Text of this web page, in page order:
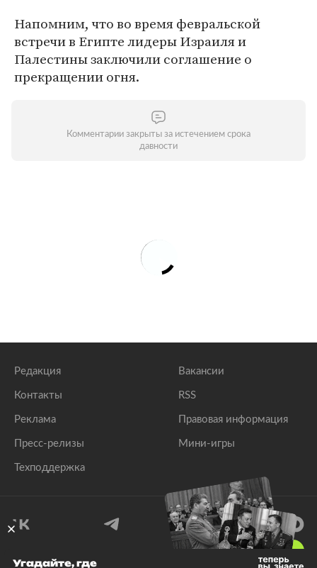
Напомним, что во время февральской
встречи в Египте лидеры Израиля и
Палестины заключили соглашение о
прекращении огня.
Комментарии закрыты за истечением срока
давности
Редакция
Контакты
Реклама
Пресс-релизы
Техподдержка
Вакансии
RSS
Правовая информация
Мини-игры
Угадайте, где